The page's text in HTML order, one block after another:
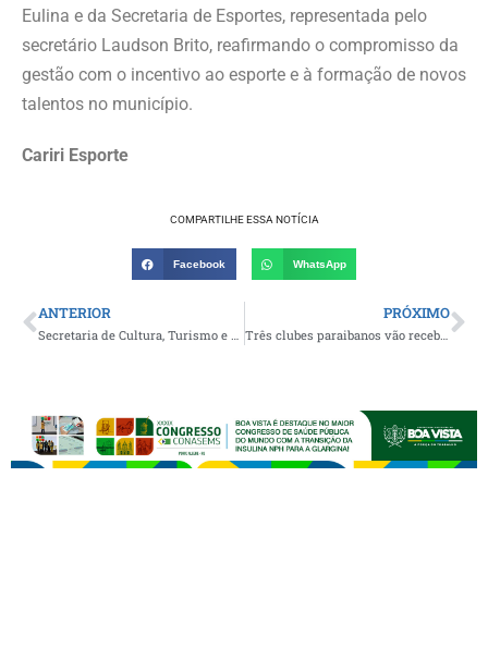
Eulina e da Secretaria de Esportes, representada pelo
secretário Laudson Brito, reafirmando o compromisso da
gestão com o incentivo ao esporte e à formação de novos
talentos no município.
Cariri Esporte
COMPARTILHE ESSA NOTÍCIA
Facebook WhatsApp
ANTERIOR
Secretaria de Cultura, Turismo e Esporte de São João do Tigre lança nova logomarca oficial da pasta
PRÓXIMO
Três clubes paraibanos vão receber R$ 1 milhão em patrocínio da Cagepa